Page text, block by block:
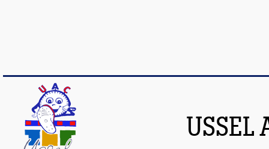
USSEL